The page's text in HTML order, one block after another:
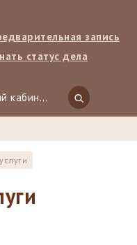
запись
статус дела
Личный кабинет